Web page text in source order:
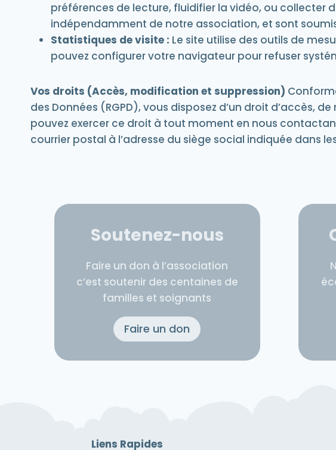
préférences de lecture, fluidifier la vidéo, ou collecter
indépendamment de notre association, et sont
Statistiques de visite : Le site utilise des outils de
pouvez configurer votre navigateur pour refuser
Vos droits (Accès, modification et suppression)
des Données (RGPD), vous disposez d’un droit d’accès,
pouvez exercer ce droit à tout moment en nous
courrier postal à l’adresse du siège social indiquée dans
Soutenez-nous
Faire un don à l’association
c’est soutenir des centaines de
familles et soignants
Faire un don
Liens Rapides